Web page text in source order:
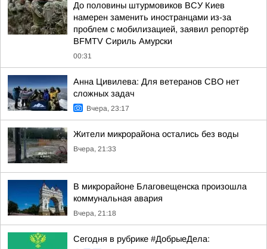
До половины штурмовиков ВСУ Киев
намерен заменить иностранцами из-за
проблем с мобилизацией, заявил репортёр
BFMTV Сириль Амурски
00:31
Анна Цивилева: Для ветеранов СВО нет
сложных задач
Вчера, 23:17
Жители микрорайона остались без воды
Вчера, 21:33
В микрорайоне Благовещенска произошла
коммунальная авария
Вчера, 21:18
Сегодня в рубрике #ДобрыеДела: